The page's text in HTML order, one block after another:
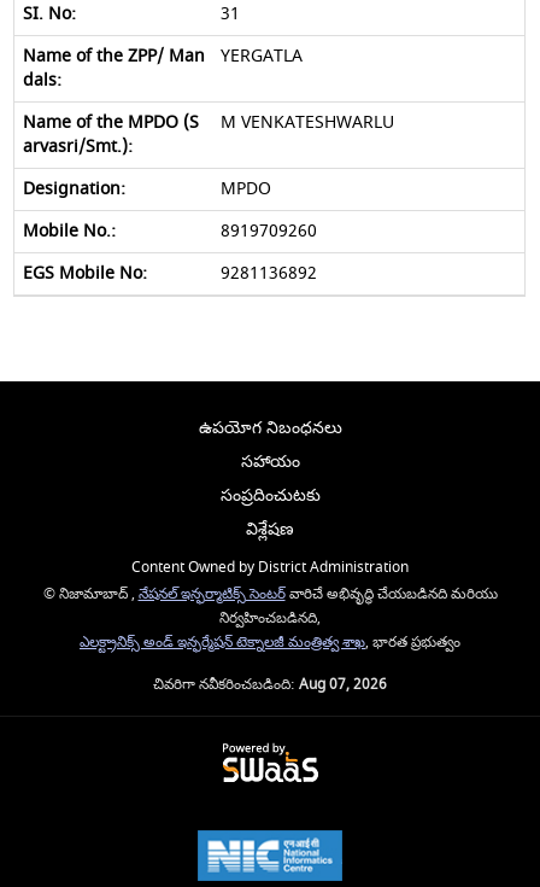
31
YERGATLA
M VENKATESHWARLU
MPDO
8919709260
9281136892
ఉపయోగ నిబంధనలు
సహాయం
సంప్రదించుటకు
విశ్లేషణ
Content Owned by District Administration
© నిజామాబాద్ , నేషనల్ ఇన్ఫర్మాటిక్స్ సెంటర్వారిచే అభివృద్ధి చేయబడినది మరియు
నిర్వహించబడినది,
ఎలక్ట్రానిక్స్ అండ్ ఇన్ఫర్మేషన్ టెక్నాలజీ మంత్రిత్వ శాఖ, భారత ప్రభుత్వం
చివరిగా నవీకరించబడింది: Aug 07, 2026